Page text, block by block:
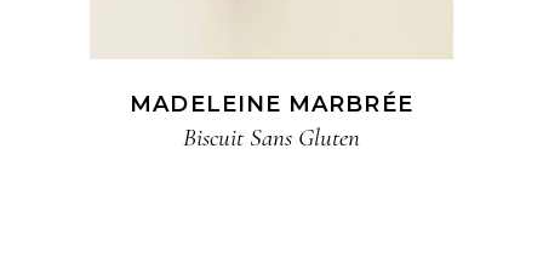
MADELEINE MARBRÉE
Biscuit​ Sans Gluten